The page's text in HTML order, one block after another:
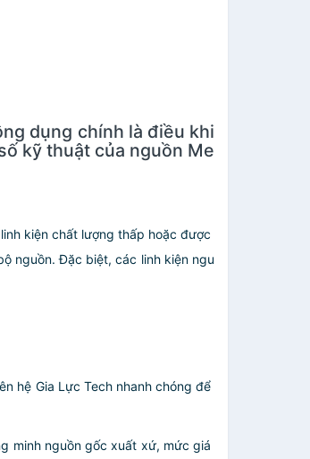
dụng chính là điều khi
kỹ thuật của nguồn Me
kiện chất lượng thấp hoặc được
nguồn. Đặc biệt, các linh kiện ngu
hệ Gia Lực Tech nhanh chóng để
minh nguồn gốc xuất xứ, mức giá